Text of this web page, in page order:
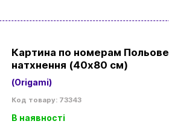
Картина по номерам Польове
натхнення (40х80 см)
(Origami)
Код товару: 73343
В наявності